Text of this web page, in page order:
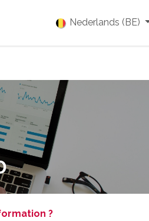
Blog Event
Nederlands (BE)
?